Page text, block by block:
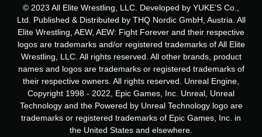
分
© 2023 All Elite Wrestling, LLC. Developed by YUKE’S Co.,
Ltd. Published & Distributed by THQ Nordic GmbH, Austria. All
Elite Wrestling, AEW, AEW: Fight Forever and their respective
logos are trademarks and/or registered trademarks of All Elite
Wrestling, LLC. All rights reserved. All other brands, product
names and logos are trademarks or registered trademarks of
their respective owners. All rights reserved. Unreal Engine,
Copyright 1998 - 2022, Epic Games, Inc. Unreal, Unreal
Technology and the Powered by Unreal Technology logo are
trademarks or registered trademarks of Epic Games, Inc. in
the United States and elsewhere.